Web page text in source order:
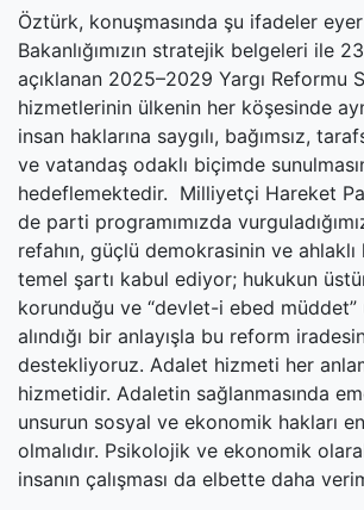
Öztürk, konuşmasında şu ifadeler
Bakanlığımızın stratejik belgeleri ile
açıklanan 2025–2029 Yargı Reformu
hizmetlerinin ülkenin her köşesinde
insan haklarına saygılı, bağımsız,
ve vatandaş odaklı biçimde
hedeflemektedir. Milliyetçi Hareket
de parti programımızda
refahın, güçlü demokrasinin ve ahlaklı
temel şartı kabul ediyor; hukukun
korunduğu ve “devlet-i ebed müddet”
alındığı bir anlayışla bu reform
destekliyoruz. Adalet hizmeti her
hizmetidir. Adaletin sağlanmasında
unsurun sosyal ve ekonomik hakları
olmalıdır. Psikolojik ve ekonomik
insanın çalışması da elbette daha